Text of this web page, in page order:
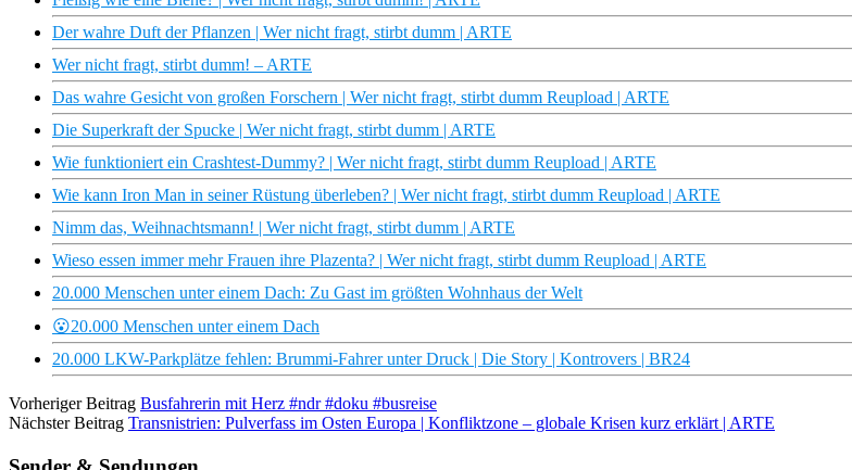
Der wahre Duft der Pflanzen | Wer nicht fragt, stirbt dumm | ARTE
Wer nicht fragt, stirbt dumm! – ARTE
Das wahre Gesicht von großen Forschern | Wer nicht fragt, stirbt dumm Reupload | ARTE
Die Superkraft der Spucke | Wer nicht fragt, stirbt dumm | ARTE
Wie funktioniert ein Crashtest-Dummy? | Wer nicht fragt, stirbt dumm Reupload | ARTE
Wie kann Iron Man in seiner Rüstung überleben? | Wer nicht fragt, stirbt dumm Reupload | ARTE
Nimm das, Weihnachtsmann! | Wer nicht fragt, stirbt dumm | ARTE
Wieso essen immer mehr Frauen ihre Plazenta? | Wer nicht fragt, stirbt dumm Reupload | ARTE
20.000 Menschen unter einem Dach: Zu Gast im größten Wohnhaus der Welt
😮20.000 Menschen unter einem Dach
20.000 LKW-Parkplätze fehlen: Brummi-Fahrer unter Druck | Die Story | Kontrovers | BR24
Vorheriger Beitrag Busfahrerin mit Herz #ndr #doku #busreise
Nächster Beitrag Transnistrien: Pulverfass im Osten Europa | Konfliktzone – globale Krisen kurz erklärt | ARTE